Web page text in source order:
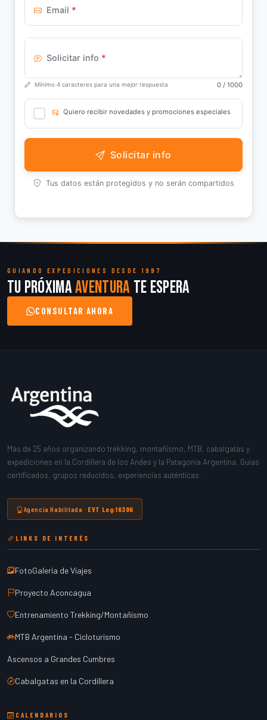
Email *
Solicitar info *
Mínimo 4 caracteres para una mejor respuesta 0 / 1000
Quiero recibir novedades y promociones especiales
Solicitar info
Tus datos están protegidos y no serán compartidos
GUIANDO EXPEDICIONES DESDE 1997
Tu próximaaventura te espera
CONSULTAR AHORA
Más de 25 años organizando trekking, montañismo, MTB, cabalgatas y
expediciones en la Cordillera de los Andes y la Patagonia Argentina. Guías
certificados, grupos reducidos, experiencias auténticas.
Agencia Habilitada · EVT Leg:16396
LINKS DE INTERÉS
FotoGalería de Viajes
Proyecto Aconcagua
Entrenamiento Trekking/Montañismo
MTB Argentina - Cicloturismo
Ascensos a Grandes Cumbres
Cabalgatas en la Cordillera
CALENDARIOS